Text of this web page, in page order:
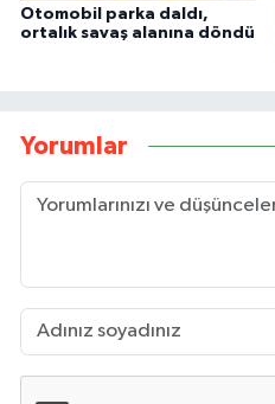
Otomobil parka daldı,
ortalık savaş alanına döndü
Yorumlar